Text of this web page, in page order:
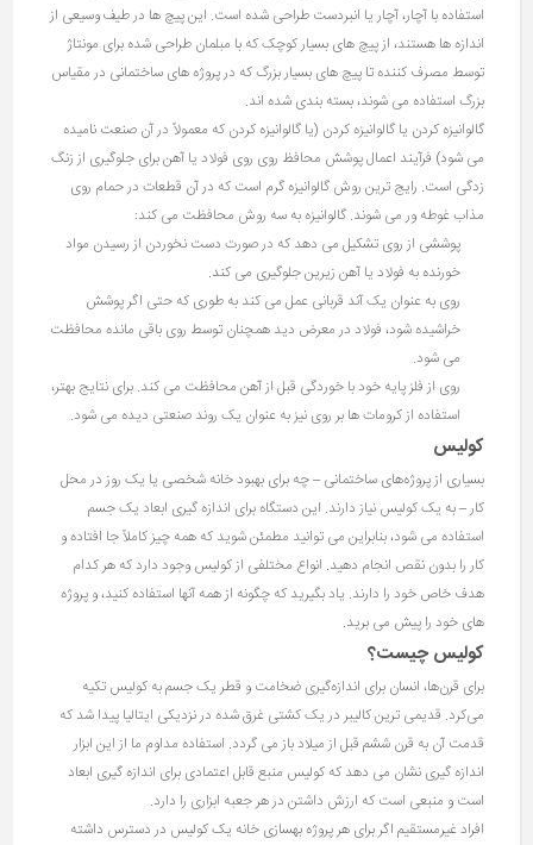
استفاده با آچار، آچار یا انبردست طراحی شده است. این پیچ ها در طیف وسیعی از
اندازه ها هستند، از پیچ های بسیار کوچک که با مبلمان طراحی شده برای مونتاژ
توسط مصرف کننده تا پیچ های بسیار بزرگ که در پروژه های ساختمانی در مقیاس
بزرگ استفاده می شوند، بسته بندی شده اند.
گالوانیزه کردن یا گالوانیزه کردن (یا گالوانیزه کردن که معمولاً در آن صنعت نامیده
می شود) فرآیند اعمال پوشش محافظ روی روی فولاد یا آهن برای جلوگیری از زنگ
زدگی است. رایج ترین روش گالوانیزه گرم است که در آن قطعات در حمام روی
مذاب غوطه ور می شوند. گالوانیزه به سه روش محافظت می کند:
پوششی از روی تشکیل می دهد که در صورت دست نخوردن از رسیدن مواد
خورنده به فولاد یا آهن زیرین جلوگیری می کند.
روی به عنوان یک آند قربانی عمل می کند به طوری که حتی اگر پوشش
خراشیده شود، فولاد در معرض دید همچنان توسط روی باقی مانده محافظت
می شود.
روی از فلز پایه خود با خوردگی قبل از آهن محافظت می کند. برای نتایج بهتر،
استفاده از کرومات ها بر روی نیز به عنوان یک روند صنعتی دیده می شود.
کولیس
بسیاری از پروژه‌های ساختمانی – چه برای بهبود خانه شخصی یا یک روز در محل
کار – به یک کولیس نیاز دارند. این دستگاه برای اندازه گیری ابعاد یک جسم
استفاده می شود، بنابراین می توانید مطمئن شوید که همه چیز کاملاً جا افتاده و
کار را بدون نقص انجام دهید. انواع مختلفی از کولیس وجود دارد که هر کدام
هدف خاص خود را دارند. یاد بگیرید که چگونه از همه آنها استفاده کنید، و پروژه
های خود را پیش می برید.
کولیس چیست؟
برای قرن‌ها، انسان برای اندازه‌گیری ضخامت و قطر یک جسم به کولیس تکیه
می‌کرد. قدیمی ترین کالیبر در یک کشتی غرق شده در نزدیکی ایتالیا پیدا شد که
قدمت آن به قرن ششم قبل از میلاد باز می گردد. استفاده مداوم ما از این ابزار
اندازه گیری نشان می دهد که کولیس منبع قابل اعتمادی برای اندازه گیری ابعاد
است و منبعی است که ارزش داشتن در هر جعبه ابزاری را دارد.
افراد غیرمستقیم اگر برای هر پروژه بهسازی خانه یک کولیس در دسترس داشته